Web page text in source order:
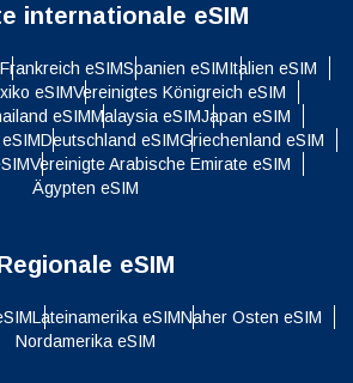
internationale eSIM
Frankreich eSIMSpanien eSIMItalien eSIM
eSIMVereinigtes Königreich eSIM
eSIMMalaysia eSIMJapan eSIM
Deutschland eSIMGriechenland eSIM
Vereinigte Arabische Emirate eSIM
Ägypten eSIM
eSIM
Lateinamerika eSIMNaher Osten eSIM
Nordamerika eSIM